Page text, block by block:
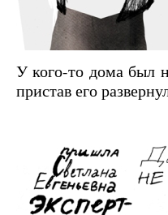
У кого-то дома был
пристав его